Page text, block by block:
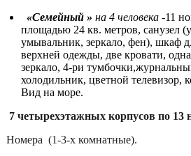
«Семейный » на 4 человека -11
площадью 24 кв. метров, санузел
умывальник, зеркало, фен), шкаф
верхней одежды, две кровати,
зеркало, 4-ри
холодильник, цветной телевизор,
Вид на море.
7 четырехэтажных корпусов по 13
Номера (1-3-х комнатные).